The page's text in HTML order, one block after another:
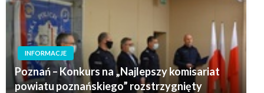
INFORMACJE
Poznań – Konkurs na „Najlepszy komisariat
powiatu poznańskiego” rozstrzygnięty